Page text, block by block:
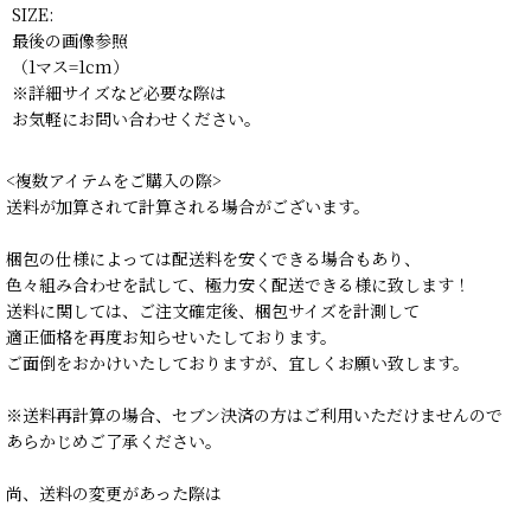
SIZE:
最後の画像参照
（1マス=1cm）
※詳細サイズなど必要な際は
お気軽にお問い合わせください。
<複数アイテムをご購入の際>
送料が加算されて計算される場合がございます。
梱包の仕様によっては配送料を安くできる場合もあり、
色々組み合わせを試して、極力安く配送できる様に致します！
送料に関しては、ご注文確定後、梱包サイズを計測して
適正価格を再度お知らせいたしております。
ご面倒をおかけいたしておりますが、宜しくお願い致します。
※送料再計算の場合、セブン決済の方はご利用いただけませんので
あらかじめご了承ください。
尚、送料の変更があった際は